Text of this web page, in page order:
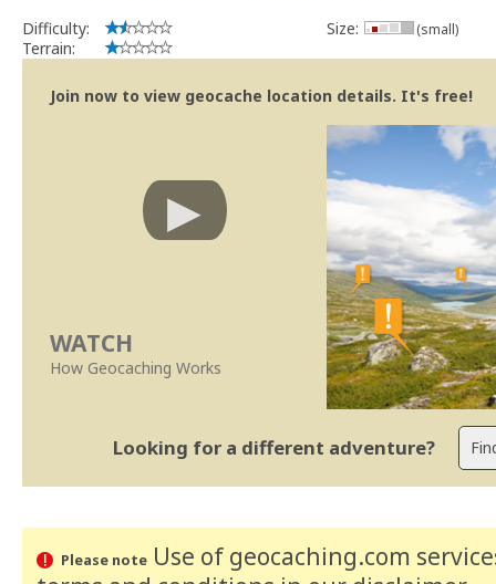
Difficulty:
Terrain:
Size: (small)
Join now to view geocache location details. It's free!
WATCH
How Geocaching Works
Looking for a different adventure?
Please noteUse of geocaching.com